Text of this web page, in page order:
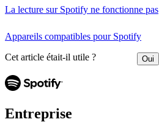
La lecture sur Spotify ne fonctionne pas
Appareils compatibles pour Spotify
Cet article était-il utile ? Oui
Entreprise